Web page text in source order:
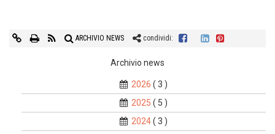
ARCHIVIO NEWS condividi:
Archivio news
2026 ( 3 )
2025 ( 5 )
2024( 3 )